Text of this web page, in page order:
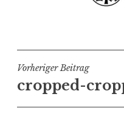
Vorheriger Beitrag
cropped-